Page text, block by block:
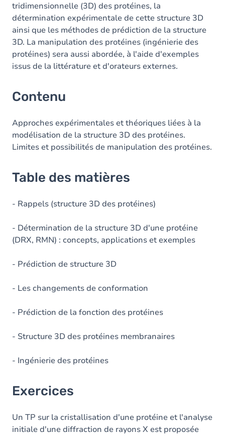
tridimensionnelle (3D) des protéines, la
détermination expérimentale de cette structure 3D
ainsi que les méthodes de prédiction de la structure
3D. La manipulation des protéines (ingénierie des
protéines) sera aussi abordée, à l'aide d'exemples
issus de la littérature et d'orateurs externes.
Contenu
Approches expérimentales et théoriques liées à la
modélisation de la structure 3D des protéines.
Limites et possibilités de manipulation des protéines.
Table des matières
- Rappels (structure 3D des protéines)
- Détermination de la structure 3D d'une protéine
(DRX, RMN) : concepts, applications et exemples
- Prédiction de structure 3D
- Les changements de conformation
- Prédiction de la fonction des protéines
- Structure 3D des protéines membranaires
- Ingénierie des protéines
Exercices
Un TP sur la cristallisation d'une protéine et l'analyse
initiale d'une diffraction de rayons X est proposée